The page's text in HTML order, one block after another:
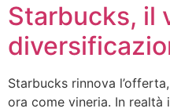
Starbucks, il
Starbucks rinnova
ora come vineria. In